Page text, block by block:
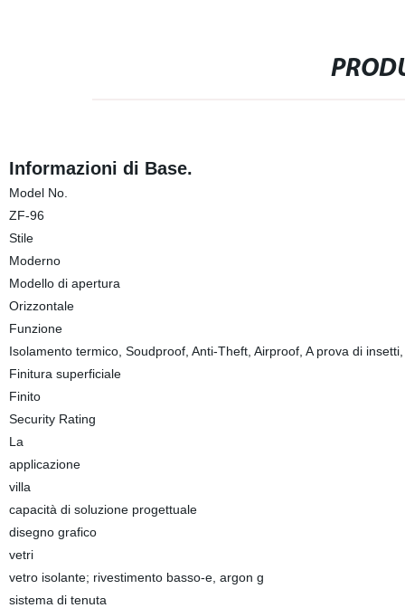
Informazioni di Base.
Model No.
ZF-96
Stile
Moderno
Modello di apertura
Orizzontale
Funzione
Isolamento termico, Soudproof, Anti-Theft, Airproof, A prova di
Finitura superficiale
Finito
Security Rating
La
applicazione
villa
capacità di soluzione progettuale
disegno grafico
vetri
vetro isolante; rivestimento basso-e, argon g
sistema di tenuta